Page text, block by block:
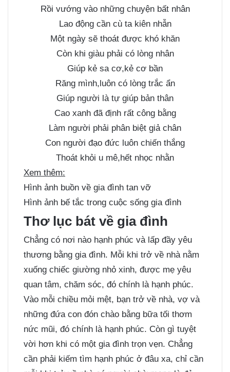
Rồi vướng vào những chuyện bất nhân
Lao động cần cù ta kiên nhẫn
Một ngày sẽ thoát được khó khăn
Còn khi giàu phải có lòng nhân
Giúp kẻ sa cơ,kẻ cơ bần
Răng mình,luôn có lòng trắc ẩn
Giúp người là tự giúp bản thân
Cao xanh đã định rất công bằng
Làm người phải phân biệt giả chân
Con người đạo đức luôn chiến thắng
Thoát khỏi u mê,hết nhọc nhằn
Xem thêm:
Hình ảnh buồn về gia đình tan vỡ
Hình ảnh bế tắc trong cuộc sống gia đình
Thơ lục bát về gia đình
Chẳng có nơi nào hạnh phúc và lấp đầy yêu
thương bằng gia đình. Mỗi khi trở về nhà nằm
xuống chiếc giường nhỏ xinh, được mẹ yêu
quan tâm, chăm sóc, đó chính là hạnh phúc.
Vào mỗi chiều mỏi mệt, bạn trở về nhà, vợ và
những đứa con đón chào bằng bữa tối thơm
nức mũi, đó chính là hạnh phúc. Còn gì tuyệt
vời hơn khi có một gia đình trọn vẹn. Chẳng
cần phải kiếm tìm hạnh phúc ở đâu xa, chỉ cần